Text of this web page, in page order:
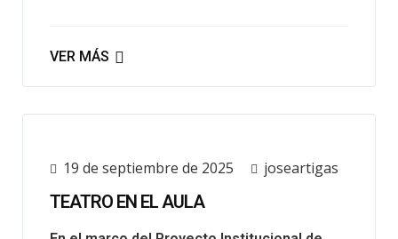
VER MÁS
19 de septiembre de 2025 joseartigas
TEATRO EN EL AULA